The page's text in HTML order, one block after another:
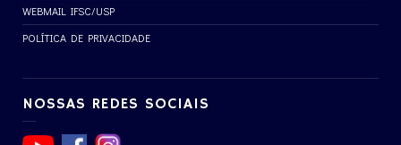
WEBMAIL IFSC/USP
POLÍTICA DE PRIVACIDADE
NOSSAS REDES SOCIAIS